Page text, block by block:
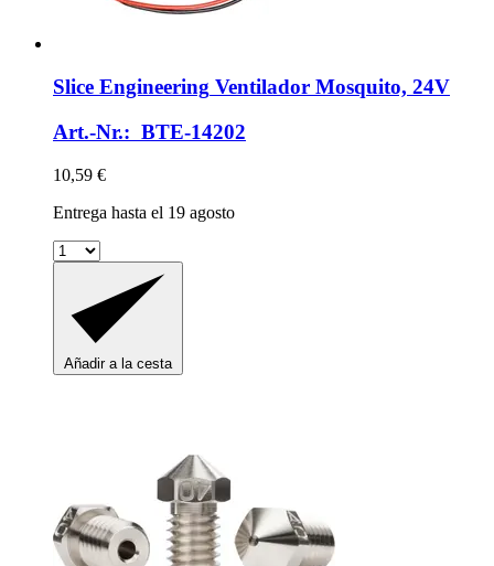
Slice Engineering Ventilador Mosquito, 24V
Art.-Nr.: BTE-14202
10,59 €
Entrega hasta el 19 agosto
Añadir a la cesta